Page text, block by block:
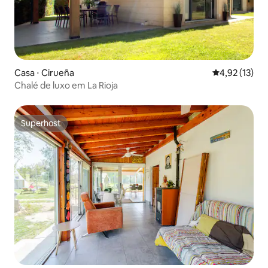
Casa ⋅ Cirueña 4,92 de uma
4,92 (13)
Chalé de luxo em La Rioja
Superhost
Superhost